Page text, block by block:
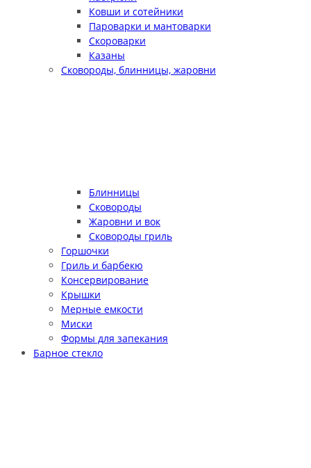
Ковши и сотейники
Пароварки и мантоварки
Скороварки
Казаны
Сковороды, блинницы, жаровни
Блинницы
Сковороды
Жаровни и вок
Сковороды гриль
Горшочки
Гриль и барбекю
Консервирование
Крышки
Мерные емкости
Миски
Формы для запекания
Барное стекло